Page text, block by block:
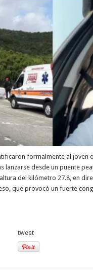
formalmente al joven
lanzarse desde un puente
altura del kilómetro 27.8, en
que provocó un fuerte
tweet